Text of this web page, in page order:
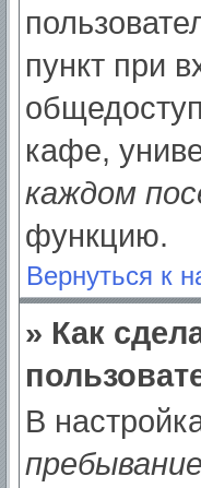
пункт при
кафе,
каждом
функцию.
Вернуться к
» Как
В